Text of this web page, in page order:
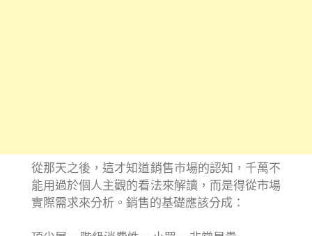
從那天之後，這才知道銷售市場的認知，千萬不
能用過於個人主觀的看法來解讀，而是得從市場
實際需求來分析。銷售的基礎應該分成：